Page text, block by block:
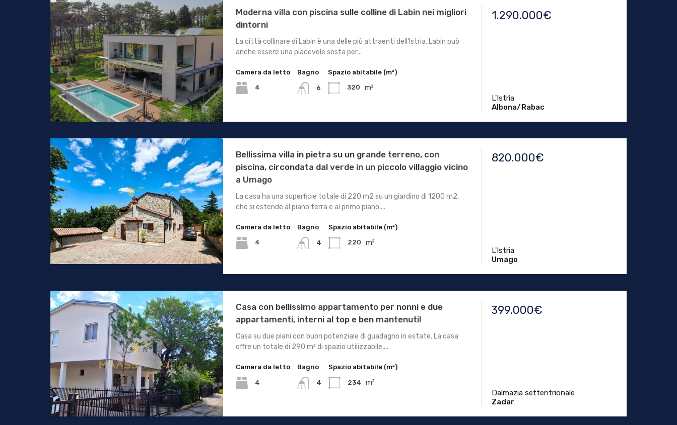
Moderna villa con piscina sulle colline di Labin nei migliori
dintorni
La città collinare di Labin è una delle più attraenti dell'Istria. Labin può
anche essere una piacevole sosta per...
Camera da letto
4
Bagno
6
Spazio abitabile (m²)
320 m²
1.290.000€
L'Istria
Albona/Rabac
Bellissima villa in pietra su un grande terreno, con
piscina, circondata dal verde in un piccolo villaggio vicino
a Umago
La casa ha una superficie totale di 220 m2 su un giardino di 1200 m2,
che si estende al piano terra e al primo piano....
Camera da letto
4
Bagno
4
Spazio abitabile (m²)
220 m²
820.000€
L'Istria
Umago
Casa con bellissimo appartamento per nonni e due
appartamenti, interni al top e ben mantenuti!
Casa su due piani con buon potenziale di guadagno in estate. La casa
offre un totale di 290 m² di spazio utilizzabile,...
Camera da letto
4
Bagno
4
Spazio abitabile (m²)
234 m²
399.000€
Dalmazia settentrionale
Zadar